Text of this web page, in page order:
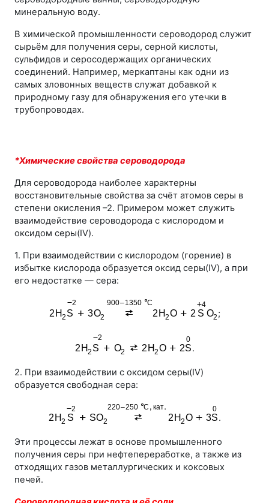
минеральную воду.
В химической промышленности сероводород служит
сырьём для получения серы, серной кислоты,
сульфидов и серосодержащих органических
соединений. Например, меркаптаны как одни из
самых зловонных веществ служат добавкой к
природному газу для обнаружения его утечки в
трубопроводах.
*Химические свойства сероводорода
Для сероводорода наиболее характерны
восстановительные свойства за счёт атомов серы в
степени окисления –2. Примером может служить
взаимодействие сероводорода с кислородом и
оксидом серы(IV).
1. При взаимодействии с кислородом (горение) в
избытке кислорода образуется оксид серы(IV), а при
его недостатке — сера:
;
.
2. При взаимодействии с оксидом серы(IV)
образуется свободная сера:
.
Эти процессы лежат в основе промышленного
получения серы при нефтепереработке, а также из
отходящих газов металлургических и коксовых
печей.